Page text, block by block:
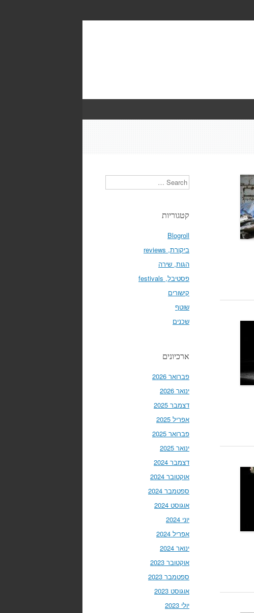
Search
קטגוריות
Blogroll
ביקורת, reviews
הגות, שירה
פסטיבל, festivals
קישורים
שוטף
שכנים
ארכיונים
פברואר 2026
ינואר 2026
דצמבר 2025
אפריל 2025
פברואר 2025
ינואר 2025
דצמבר 2024
אוקטובר 2024
ספטמבר 2024
אוגוסט 2024
יוני 2024
אפריל 2024
ינואר 2024
אוקטובר 2023
ספטמבר 2023
אוגוסט 2023
יולי 2023